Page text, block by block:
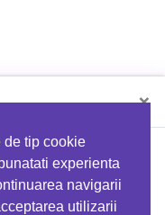
de tip cookie
experienta
navigarii
utilizarii
×